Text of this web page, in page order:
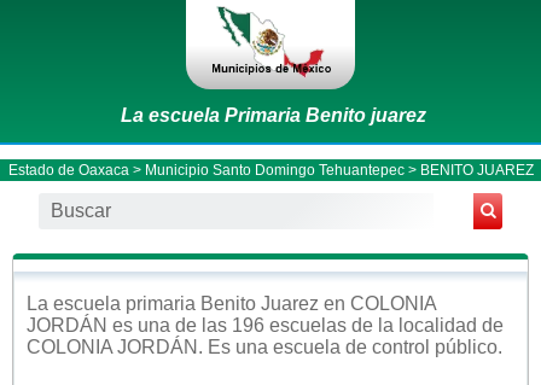
La escuela Primaria Benito juarez
Estado de Oaxaca > Municipio Santo Domingo Tehuantepec> BENITO JUAREZ
La escuela primaria Benito Juarez en COLONIA
JORDÁN es una de las 196 escuelas de la localidad de
COLONIA JORDÁN . Es una escuela de control público.